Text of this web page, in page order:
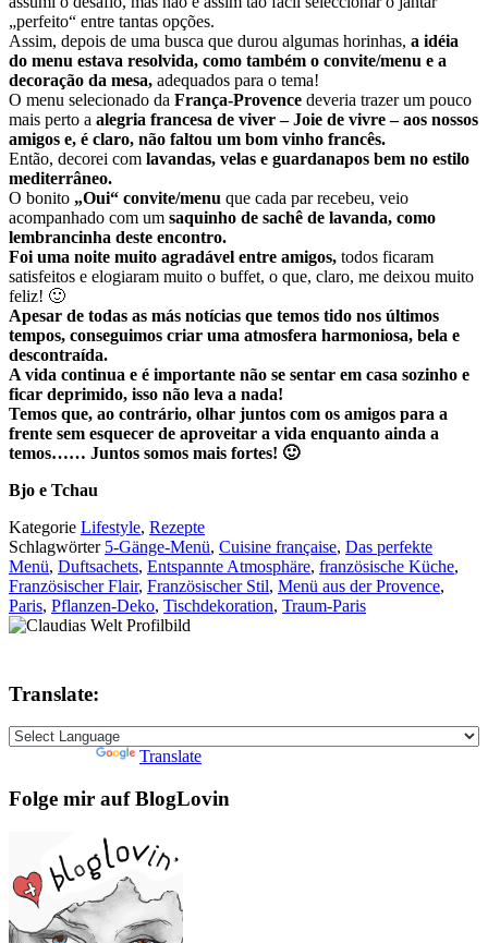
„perfeito“ entre tantas opções.
Assim, depois de uma busca que durou algumas horinhas, a idéia
do menu estava resolvida, como também o convite/menu e a
decoração da mesa, adequados para o tema!
O menu selecionado da França-Provence deveria trazer um pouco
mais perto a alegria francesa de viver –Joie de vivre –aos nossos
amigos e, é claro, não faltou um bom vinho francês.
Então, decorei com lavandas, velas e guardanapos bem no estilo
mediterrâneo.
O bonito „Oui“ convite/menu que cada par recebeu, veio
acompanhado com um saquinho de sachê de lavanda, como
lembrancinha deste encontro.
Foi uma noite muito agradável entre amigos, todos ficaram
satisfeitos e elogiaram muito o buffet, o que, claro, me deixou muito
feliz! 🙂
Apesar de todas as más notícias que temos tido nos últimos
tempos, conseguimos criar uma atmosfera harmoniosa, bela e
descontraída.
A vida continua e é importante não se sentar em casa sozinho e
ficar deprimido, isso não leva a nada!
Temos que, ao contrário, olhar juntos com os amigos para a
frente sem esquecer de aproveitar a vida enquanto ainda a
temos…… Juntos somos mais fortes! 🙂
Bjo e Tchau
Kategorie Lifestyle, Rezepte
Schlagwörter 5-Gänge-Menü, Cuisine française, Das perfekte
Menü, Duftsachets, Entspannte Atmosphäre, französische Küche,
Französischer Flair, Französischer Stil, Menü aus der Provence,
Paris, Pflanzen-Deko, Tischdekoration, Traum-Paris
Translate:
Translate
Folge mir auf BlogLovin